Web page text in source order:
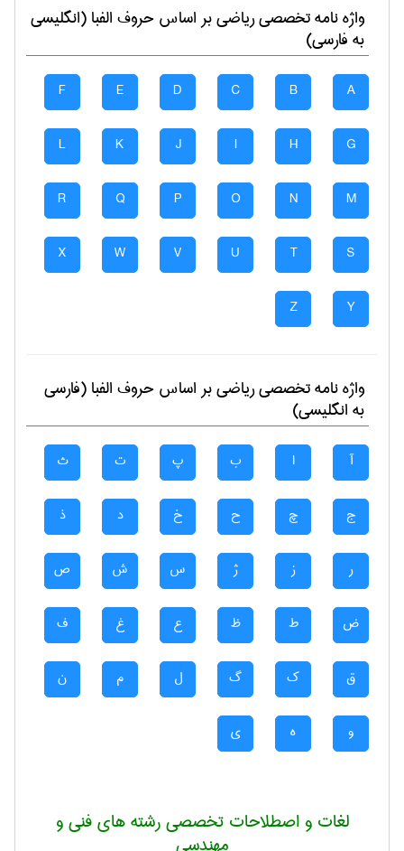
واژه نامه تخصصیرياضیبر اساس حروف الفبا (انگلیسی
به فارسی)
A
B
C
D
E
F
G
H
I
J
K
L
M
N
O
P
Q
R
S
T
U
V
W
X
Y
Z
واژه نامه تخصصیرياضیبر اساس حروف الفبا (فارسی
به انگلیسی)
آ ا ب پ ت ث
ج چ ح خ د ذ
ر ز ژ س ش ص
ض ط ظ ع غ ف
ق ک گ ل م ن
و ه ی
لغات و اصطلاحات تخصصی رشته های فنی و